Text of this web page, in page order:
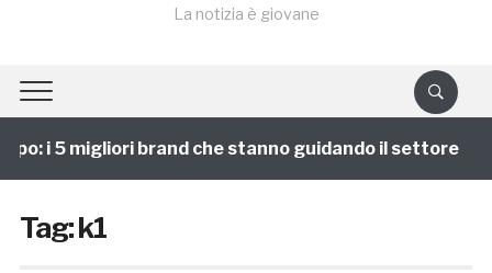
La notizia è giovane
i 5 migliori brand che stanno guidando il settore
Tag:k1